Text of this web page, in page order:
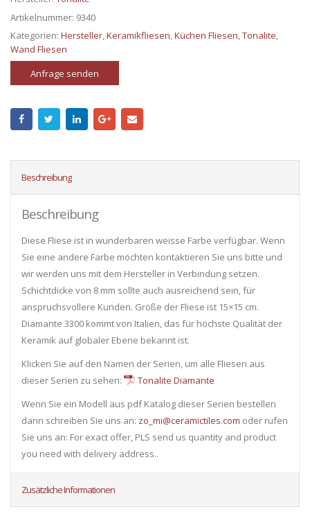
Artikelnummer: 9340
Kategorien: Hersteller,Keramikfliesen,Küchen Fliesen,Tonalite,
Wand Fliesen
Anfrage senden
Beschreibung
Beschreibung
Diese Fliese ist in wunderbaren weisse Farbe verfügbar. Wenn
Sie eine andere Farbe möchten kontaktieren Sie uns bitte und
wir werden uns mit dem Hersteller in Verbindung setzen.
Schichtdicke von 8 mm sollte auch ausreichend sein, für
anspruchsvollere Kunden. Größe der Fliese ist 15×15 cm.
Diamante 3300 kommt von Italien, das für höchste Qualität der
Keramik auf globaler Ebene bekannt ist.
Klicken Sie auf den Namen der Serien, um alle Fliesen ​​aus
dieser Serien zu sehen:
Tonalite Diamante
Wenn Sie ein Modell aus pdf Katalog dieser Serien bestellen
dann schreiben Sie uns an: zo_mi@ceramictiles.com oder rufen
Sie uns an: For exact offer, PLS send us quantity and product
you need with delivery address..
Zusätzliche Informationen